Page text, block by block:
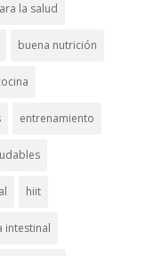
la salud
buena nutrición
entrenamiento
hiit
intestinal